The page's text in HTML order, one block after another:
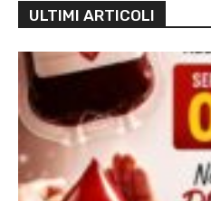
ULTIMI ARTICOLI